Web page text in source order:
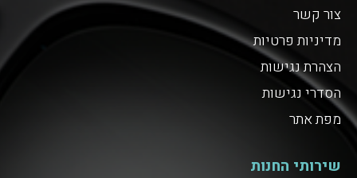
צור קשר
מדיניות פרטיות
הצהרת נגישות
הסדרי נגישות
מפת אתר
שירותי החנות